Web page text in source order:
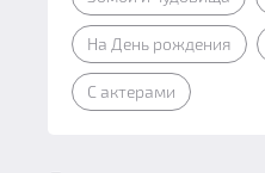
На День рождения
С актерами